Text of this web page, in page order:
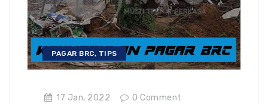
PAGAR BRC, TIPS
17 Jan, 2022 0 Comment